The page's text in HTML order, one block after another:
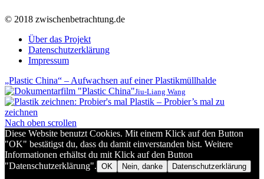
© 2018 zwischenbetrachtung.de
Über das Projekt
Datenschutzerklärung
Impressum
„Plastic China“ – Aufwachsen auf einer Plastikmüllhalde
Jiu-Liang Wang
Plastik – Probier’s mal zu
zeichnen
Nach oben scrollen
Diese Website benutzt Cookies. Mit einem Klick auf den Button
"OK" bestätigst du, dass du damit einverstanden bist. Weitere
Informationen erhältst du mit Klick auf den Button
"Datenschutzerklärung". OK Nein, danke Datenschutzerklärung